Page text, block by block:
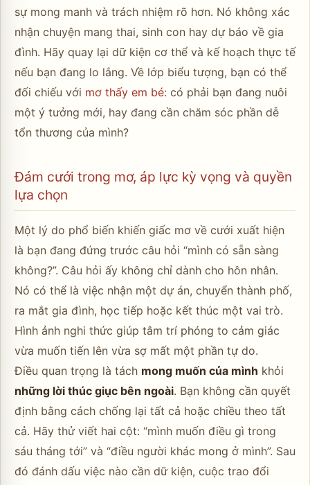
sự mong manh và trách nhiệm rõ hơn. Nó không xác
nhận chuyện mang thai, sinh con hay dự báo về gia
đình. Hãy quay lại dữ kiện cơ thể và kế hoạch thực tế
nếu bạn đang lo lắng. Về lớp biểu tượng, bạn có thể
đối chiếu với mơ thấy em bé: có phải bạn đang nuôi
một ý tưởng mới, hay đang cần chăm sóc phần dễ
tổn thương của mình?
Đám cưới trong mơ, áp lực kỳ vọng và quyền
lựa chọn
Một lý do phổ biến khiến giấc mơ về cưới xuất hiện
là bạn đang đứng trước câu hỏi “mình có sẵn sàng
không?”. Câu hỏi ấy không chỉ dành cho hôn nhân.
Nó có thể là việc nhận một dự án, chuyển thành phố,
ra mắt gia đình, học tiếp hoặc kết thúc một vai trò.
Hình ảnh nghi thức giúp tâm trí phóng to cảm giác
vừa muốn tiến lên vừa sợ mất một phần tự do.
Điều quan trọng là tách mong muốn của mình khỏi
những lời thúc giục bên ngoài. Bạn không cần quyết
định bằng cách chống lại tất cả hoặc chiều theo tất
cả. Hãy thử viết hai cột: “mình muốn điều gì trong
sáu tháng tới” và “điều người khác mong ở mình”. Sau
đó đánh dấu việc nào cần dữ kiện, cuộc trao đổi